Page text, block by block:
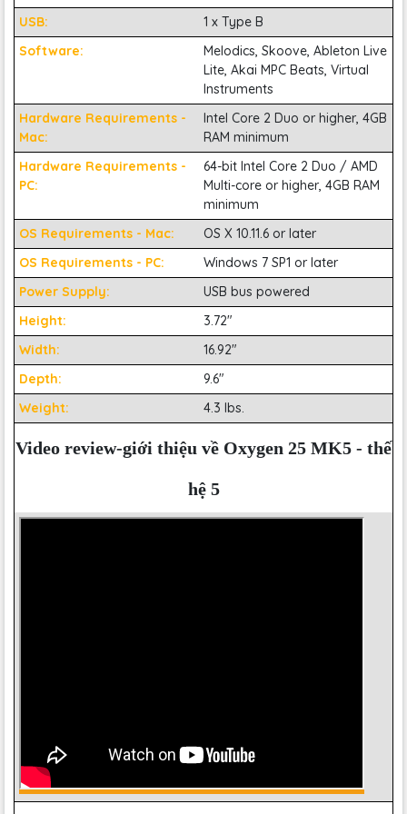
Tính năng auto mapping sẽ tự động gán các điều
khiển slider, encoder, và transport cho các tham số
như track volumes, pans values, và các chức năng
phổ biến khác. Nếu anh em chơi hệ DAW tiêu chuẩn
như Pro Tools, Reason hoặc Cubase thì thực sự không
cần thiết lập. Ngoài ra,M-Audio Oxygen 25 MK5
MIDI Controllerbao gồm các cài đặt trước được tích
hợp sẵn tại nhà máy hỗ trợ các nhạc cụ ảo phổ biến,
do đó, anh em sẽ hiếm khi cần phải vạch ra một thứ
theo cách thủ công.
hoặc tùy chỉnh phức tạp và chế độ Smart Scale để
loại bỏ các nốt không chính xác cho các bản solo trở
nên ảo diệu. Ngoài ra, trên bo mạch còn
có Arpeggiator với type, octave, gate và
USB:
1 x Type B
Software:
Melodics, Skoove, Ableton Live
Lite, Akai MPC Beats, Virtual
Instruments
Hardware Requirements -
Mac:
Intel Core 2 Duo or higher, 4GB
RAM minimum
Hardware Requirements -
PC:
64-bit Intel Core 2 Duo / AMD
Multi-core or higher, 4GB RAM
minimum
OS Requirements - Mac:
OS X 10.11.6 or later
OS Requirements - PC:
Windows 7 SP1 or later
Power Supply:
USB bus powered
Height:
3.72"
Width:
16.92"
Depth:
9.6"
Weight:
4.3 lbs.
Video review-giới thiệu về Oxygen 25 MK5 - thế
hệ 5